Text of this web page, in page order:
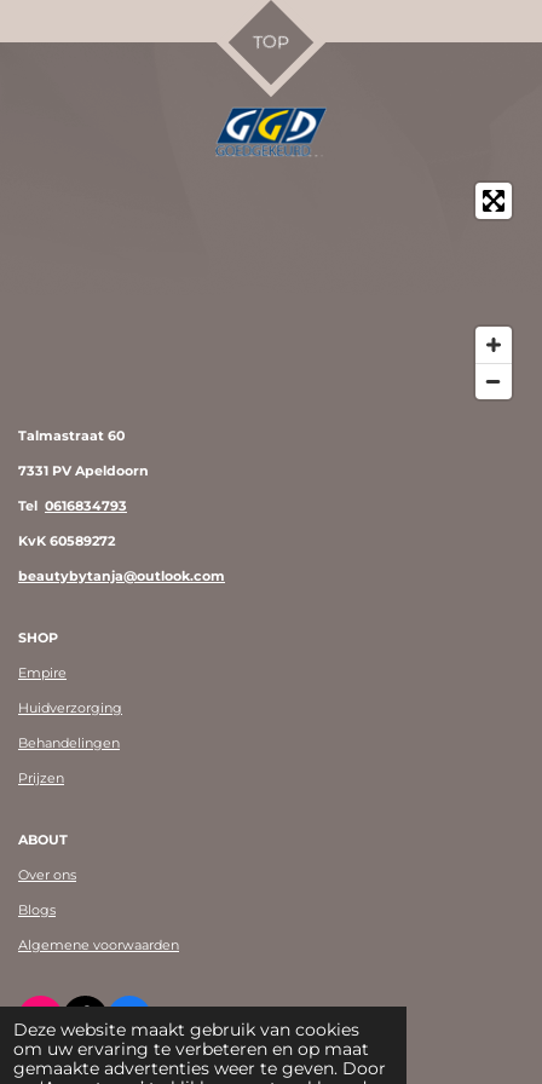
Deze website maakt gebruik van cookies
om uw ervaring te verbeteren en op maat
gemaakte advertenties weer te geven. Door
TOP
Talmastraat 60
7331 PV Apeldoorn
Tel 0616834793
KvK 60589272
beautybytanja@outlook.com
SHOP
Empire
Huidverzorging
Behandelingen
Prijzen
ABOUT
Over ons
Blogs
Algemene voorwaarden
I
n
s
T
i
k
F
a
c
© Beauty by Tanja Shearman 2023